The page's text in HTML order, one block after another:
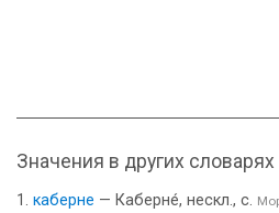
Значения в других словарях
каберне — Каберне́, нескл., с.